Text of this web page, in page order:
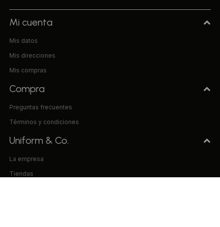
Mi cuenta
Mis datos
Mis direcciones
Mis compras
Compra
Preguntas frecuentes
Términos y condiciones
Uniform & Co.
La empresa
Tiendas